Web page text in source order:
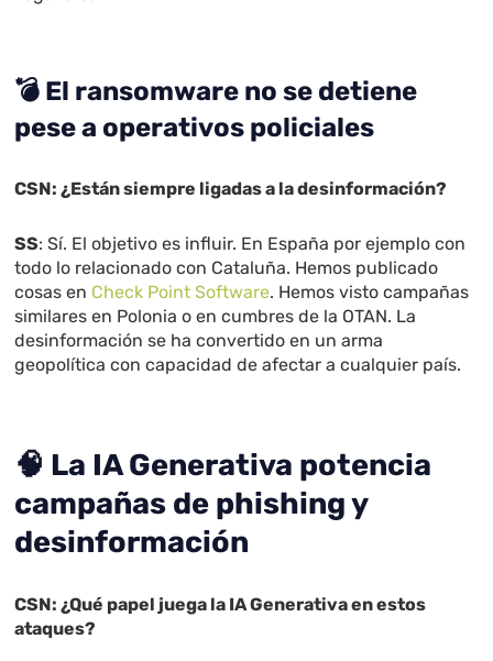
💣 El ransomware no se detiene
pese a operativos policiales
CSN: ¿Están siempre ligadas a la desinformación?
SS: Sí. El objetivo es influir. En España por ejemplo con
todo lo relacionado con Cataluña. Hemos publicado
cosas en Check PointSoftware. Hemos visto campañas
similares en Polonia o en cumbres de la OTAN. La
desinformación se ha convertido en un arma
geopolítica con capacidad de afectar a cualquier país.
🧠 La IA Generativa potencia
campañas de phishing y
desinformación
CSN: ¿Qué papel juega la IA Generativa en estos
ataques?